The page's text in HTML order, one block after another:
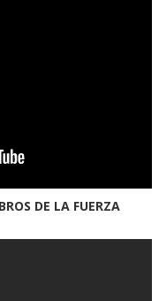
DE LA FUERZA